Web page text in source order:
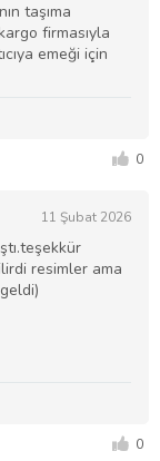
taşıma
firmasıyla
emeği için
0
11 Şubat 2026
resimler ama
0